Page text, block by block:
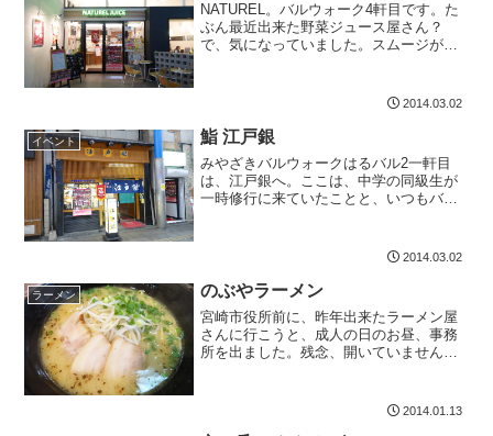
NATUREL。バルウォーク4軒目です。た
ぶん最近出来た野菜ジュース屋さん？
で、気になっていました。スムージがの
その参考になるかな、と思って。オヤジ
2014.03.02
イベント 鮨 江戸銀
みやざきバルウォークはるバル2一軒目
は、江戸銀へ。ここは、中学の同級生が
一時修行に来ていたことと、いつもバル
から、いままで、酔っぱらいの僕の琴線
2014.03.02
ラーメン のぶやラーメン
宮崎市役所前に、昨年出来たラーメン屋
さんに行こうと、成人の日のお昼、事務
所を出ました。残念、開いていません。
いつものように、元気です方面に足が向
2014.01.13